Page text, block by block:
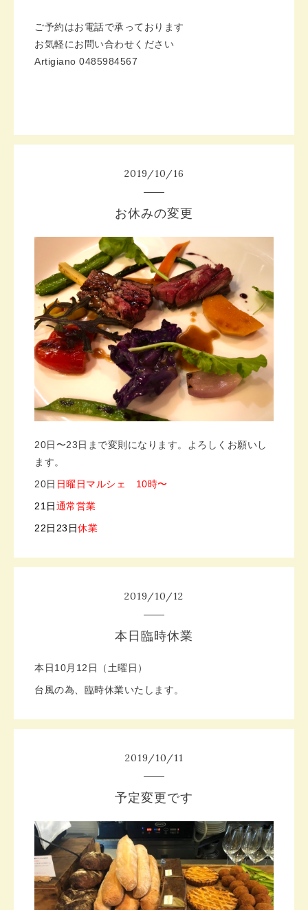
ご予約はお電話で承っております
お気軽にお問い合わせください
Artigiano 0485984567
2019/10/16
お休みの変更
20日〜23日まで変則になります。よろしくお願いし
ます。
20日 日曜日マルシェ 10時〜
21日通常営業
22日23日休業
2019/10/12
本日臨時休業
本日10月12日（土曜日）
台風の為、臨時休業いたします。
2019/10/11
予定変更です